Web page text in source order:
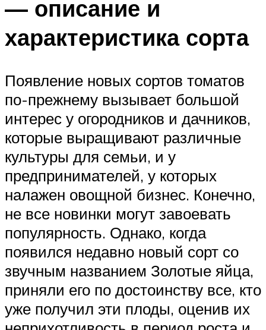
— описание и
характеристика сорта
Появление новых сортов томатов
по-прежнему вызывает большой
интерес у огородников и дачников,
которые выращивают различные
культуры для семьи, и у
предпринимателей, у которых
налажен овощной бизнес. Конечно,
не все новинки могут завоевать
популярность. Однако, когда
появился недавно новый сорт со
звучным названием Золотые яйца,
приняли его по достоинству все, кто
уже получил эти плоды, оценив их